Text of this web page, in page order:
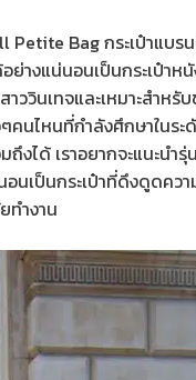
Bag กระเป๋าแบร
างแน่นอนเป็นกระเป๋า
าววินเทจและเหมาะสำห
คนไหนที่กำลังศึกษาในร
งได้ เราอยากจะแนะนำ
นเป็นกระเป๋าที่ดึงดูดคว
ทำงาน